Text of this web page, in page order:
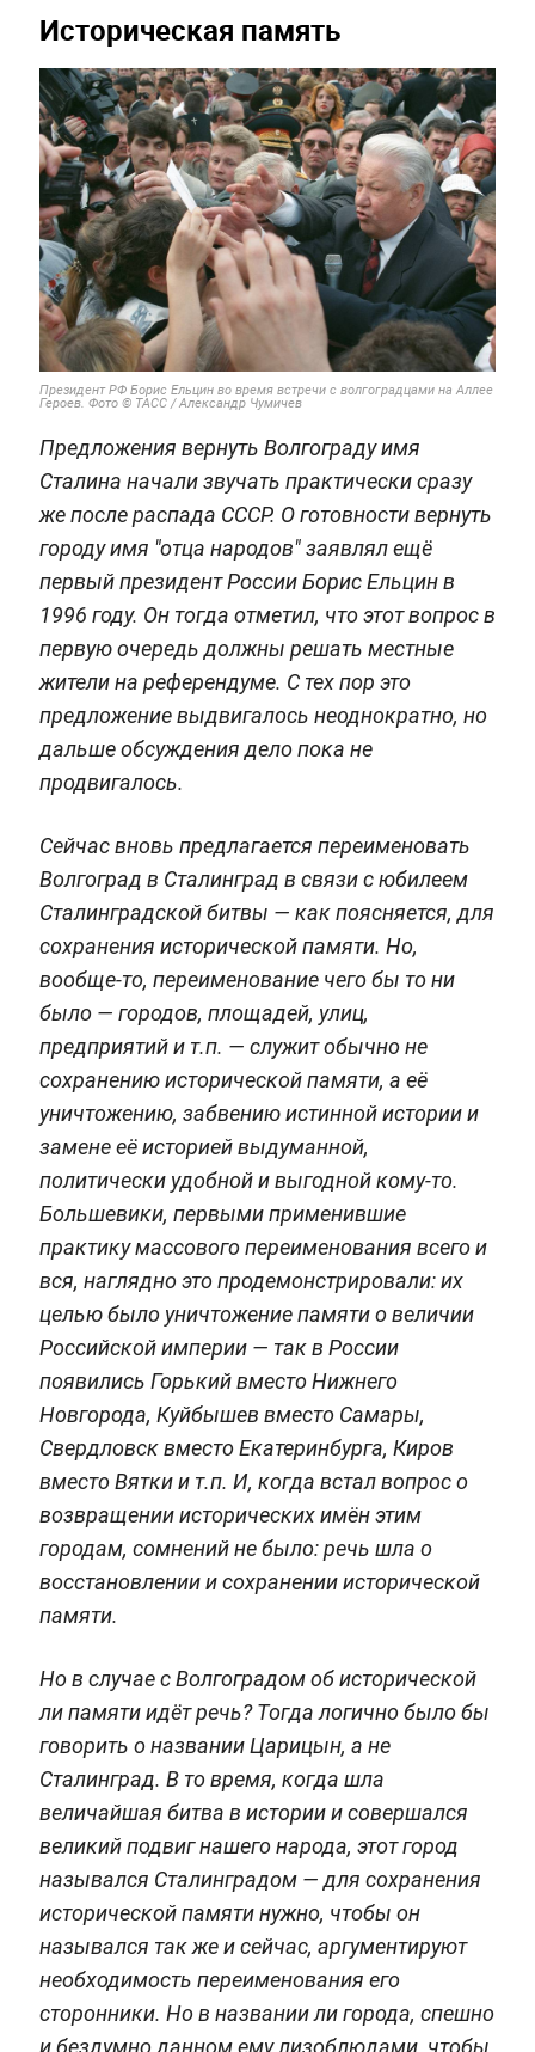
Историческая память
Президент РФ Борис Ельцин во время встречи с волгоградцами на Аллее
Героев. Фото © ТАСС / Александр Чумичев
Предложения вернуть Волгограду имя
Сталина начали звучать практически сразу
же после распада СССР. О готовности вернуть
городу имя "отца народов" заявлял ещё
первый президент России Борис Ельцин в
1996 году. Он тогда отметил, что этот вопрос в
первую очередь должны решать местные
жители на референдуме. С тех пор это
предложение выдвигалось неоднократно, но
дальше обсуждения дело пока не
продвигалось.
Сейчас вновь предлагается переименовать
Волгоград в Сталинград в связи с юбилеем
Сталинградской битвы — как поясняется, для
сохранения исторической памяти. Но,
вообще-то, переименование чего бы то ни
было — городов, площадей, улиц,
предприятий и т.п. — служит обычно не
сохранению исторической памяти, а её
уничтожению, забвению истинной истории и
замене её историей выдуманной,
политически удобной и выгодной кому-то.
Большевики, первыми применившие
практику массового переименования всего и
вся, наглядно это продемонстрировали: их
целью было уничтожение памяти о величии
Российской империи — так в России
появились Горький вместо Нижнего
Новгорода, Куйбышев вместо Самары,
Свердловск вместо Екатеринбурга, Киров
вместо Вятки и т.п. И, когда встал вопрос о
возвращении исторических имён этим
городам, сомнений не было: речь шла о
восстановлении и сохранении исторической
памяти.
Но в случае с Волгоградом об исторической
ли памяти идёт речь? Тогда логично было бы
говорить о названии Царицын, а не
Сталинград. В то время, когда шла
величайшая битва в истории и совершался
великий подвиг нашего народа, этот город
назывался Сталинградом — для сохранения
исторической памяти нужно, чтобы он
назывался так же и сейчас, аргументируют
необходимость переименования его
сторонники. Но в названии ли города, спешно
и бездумно данном ему лизоблюдами, чтобы